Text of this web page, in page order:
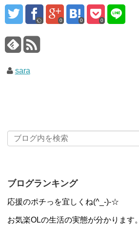
0 0 0
sara
ブログランキング
応援のポチっを宜しくね(^_-)-☆
お気楽OLの生活の実態が分かります。